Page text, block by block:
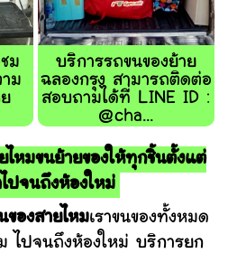
ม
ม
บริการรถขนของย้าย
ฉลองกรุง สามารถติดต่อ
สอบถามได้ที่ LINE ID :
@cha...
ไหมขนย้ายของให้ทุกชิ้นตั้งแต่
ไปจนถึงห้องใหม่
ของสายไหมเราขนของทั้งหมด
ไปจนถึงห้องใหม่ บริการยก